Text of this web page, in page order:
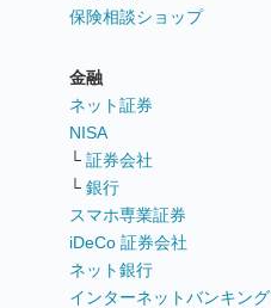
保険相談ショップ
金融
ネット証券
NISA
└ 証券会社
└ 銀行
スマホ専業証券
iDeCo 証券会社
ネット銀行
インターネットバンキング